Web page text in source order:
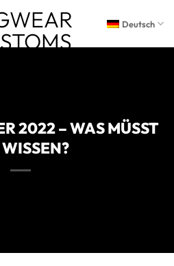
Deutsch
2022 – WAS MÜSST